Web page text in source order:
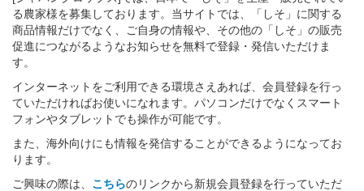
る農家様を募集しております。当サイトでは、「しそ」に関する
商品情報だけでなく、ご自身の情報や、その他の「しそ」の販売
促進につながるようなお知らせを無料で登録・発信いただけま
す。
インターネットをご利用できる環境さえあれば、会員登録を行っ
ていただければお使いになれます。パソコンだけでなくスマート
フォンやタブレットでも操作が可能です。
また、海外向けにも情報を発信することができるようになってお
ります。
ご興味の際は、 こちらのリンクから新規会員登録を行っていただ